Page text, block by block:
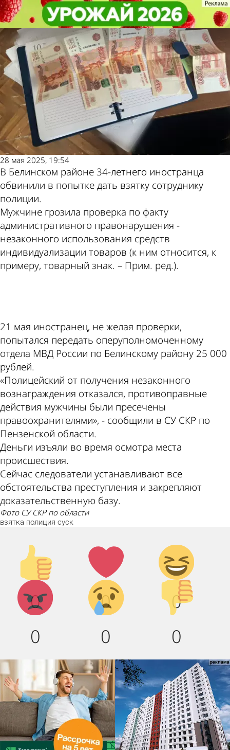
В Белинском районе иностранец
не смог подкупить полицейского
Криминал
28 мая 2025, 19:54
В Белинском районе 34-летнего иностранца
обвинили в попытке дать взятку сотруднику
полиции.
Мужчине грозила проверка по факту
административного правонарушения -
незаконного использования средств
индивидуализации товаров (к ним относится, к
примеру, товарный знак. – Прим. ред.).
21 мая иностранец, не желая проверки,
попытался передать оперуполномоченному
отдела МВД России по Белинскому району 25 000
рублей.
«Полицейский от получения незаконного
вознаграждения отказался, противоправные
действия мужчины были пресечены
правоохранителями», - сообщили в СУ СКР по
Пензенской области.
Деньги изъяли во время осмотра места
происшествия.
Сейчас следователи устанавливают все
обстоятельства преступления и закрепляют
доказательственную базу.
фото СУ СКР по области
взятка полиция суск
Палец
вверх!
0
Лайк!
0
Дикий
смех!
0
Агрессия!
0
Грусть :
(
0
Палец
вниз!
0
В Белинском районе иностранец
не смог подкупить полицейского
Криминал
Другие новости по
теме
Погода и курсы
валют в Пензе